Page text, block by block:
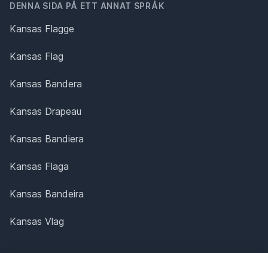
DENNA SIDA PÅ ETT ANNAT SPRÅK
Kansas Flagge
Kansas Flag
Kansas Bandera
Kansas Drapeau
Kansas Bandiera
Kansas Flaga
Kansas Bandeira
Kansas Vlag